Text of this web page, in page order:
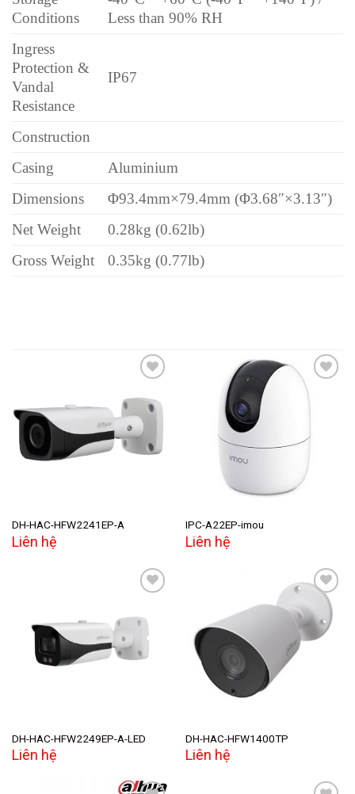
Conditions
Less than 90% RH
Ingress
Protection &
Vandal
Resistance
IP67
Construction
Casing
Aluminium
Dimensions
Φ93.4mm×79.4mm (Φ3.68″×3.13″)
Net Weight
0.28kg (0.62lb)
Gross Weight
0.35kg (0.77lb)
Add to
wishlist
DH-HAC-HFW2241EP-A
Liên hệ
IPC-A22EP-imou
Liên hệ
wishlist
DH-HAC-HFW2249EP-A-LED
Liên hệ
Add to
wishlist
DH-HAC-HFW1400TP
Liên hệ